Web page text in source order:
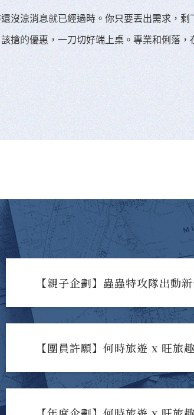
沒涼消息就已經過時。你只要丟出需求，剩
搶的優惠，一刀切好端上桌。專業和俐落，
【親子企劃】蟲蟲特攻隊出動
【團員許願】何時旅遊 x 旺旅